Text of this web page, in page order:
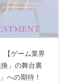
【ゲーム業界
」の舞台裏
への期待！